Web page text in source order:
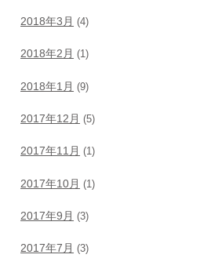
2018年3月 (4)
2018年2月 (1)
2018年1月 (9)
2017年12月 (5)
2017年11月 (1)
2017年10月 (1)
2017年9月 (3)
2017年7月 (3)